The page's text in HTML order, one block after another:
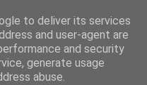
to deliver its services
and user-agent are
and security
generate usage
abuse.
vie des recettes, de la déco, des découvertes, du partage & de la bonne humeur ...